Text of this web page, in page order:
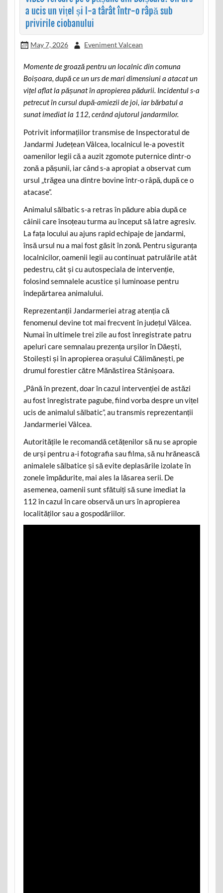
a ucis un vițel și l-a târât într-o râpă sub
privirile ciobanului
May 7, 2026 Eveniment Valcean
Momente de groază pentru un localnic din comuna
Boișoara, după ce un urs de mari dimensiuni a atacat un
vițel aflat la pășunat în apropierea pădurii. Incidentul s-a
petrecut în cursul după-amiezii de joi, iar bărbatul a
sunat imediat la 112, cerând ajutorul jandarmilor.
Potrivit informațiilor transmise de Inspectoratul de
Jandarmi Județean Vâlcea, localnicul le-a povestit
oamenilor legii că a auzit zgomote puternice dintr-o
zonă a pășunii, iar când s-a apropiat a observat cum
ursul „trăgea una dintre bovine într-o râpă, după ce o
atacase”.
Animalul sălbatic s-a retras în pădure abia după ce
câinii care însoțeau turma au început să latre agresiv.
La fața locului au ajuns rapid echipaje de jandarmi,
însă ursul nu a mai fost găsit în zonă. Pentru siguranța
localnicilor, oamenii legii au continuat patrulările atât
pedestru, cât și cu autospeciala de intervenție,
folosind semnalele acustice și luminoase pentru
îndepărtarea animalului.
Reprezentanții Jandarmeriei atrag atenția că
fenomenul devine tot mai frecvent în județul Vâlcea.
Numai în ultimele trei zile au fost înregistrate patru
apeluri care semnalau prezența urșilor în Dăești,
Stoilești și în apropierea orașului Călimănești, pe
drumul forestier către Mănăstirea Stânișoara.
„Până în prezent, doar în cazul intervenției de astăzi
au fost înregistrate pagube, fiind vorba despre un vițel
ucis de animalul sălbatic”, au transmis reprezentanții
Jandarmeriei Vâlcea.
Autoritățile le recomandă cetățenilor să nu se apropie
de urși pentru a-i fotografia sau filma, să nu hrănească
animalele sălbatice și să evite deplasările izolate în
zonele împădurite, mai ales la lăsarea serii. De
asemenea, oamenii sunt sfătuiți să sune imediat la
112 în cazul în care observă un urs în apropierea
localităților sau a gospodăriilor.